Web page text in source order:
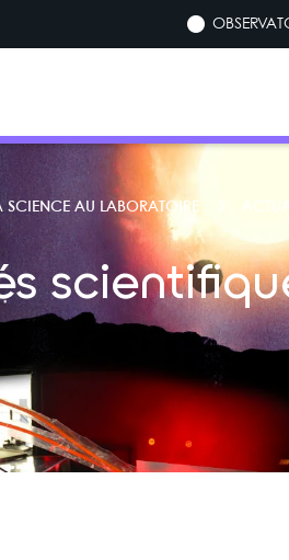
SCIENCE AU LABORATOIRE